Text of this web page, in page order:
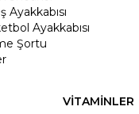
Ayakkabısı
Ayakkabısı
Şortu
VİTAMİNLER